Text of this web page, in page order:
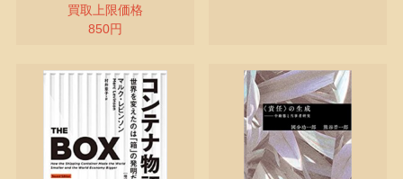
買取上限価格
850円